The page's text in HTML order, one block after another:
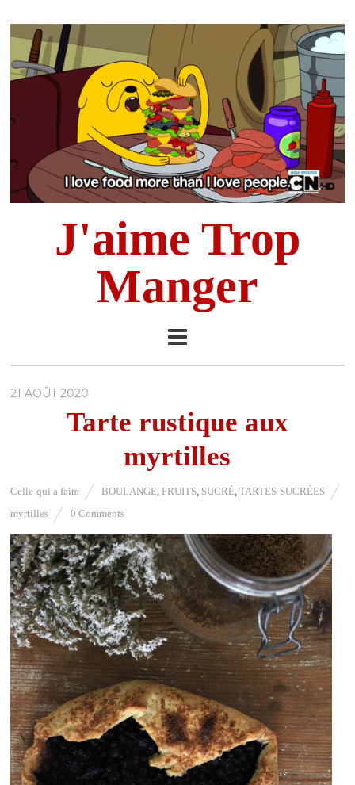
J'aime Trop
Manger
21 AOÛT 2020
Tarte rustique aux
myrtilles
Celle qui a faim BOULANGE ,FRUITS SUCRÉ ,TARTES SUCRÉES
myrtilles
0 Comments